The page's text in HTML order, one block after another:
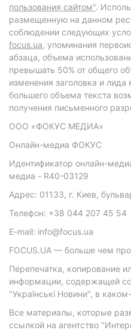
пользования сайтом".
размещенную на данном
соблюдении следующих
focus.ua, упоминания
абзаца, объема
превышать 50% от общего
изменения заголовка и
большего объема текста
получения письменного
ООО «ФОКУС МЕДИА»
Онлайн-медиа ФОКУС
Идентификатор онлайн-
медиа - R40-03129
Адрес: 01133, г. Киев,
Телефон: +38 044 207 45 54
E-mail: info@focus.ua
FOCUS.UA — больше чем
Перепечатка, копирование
информации, содержащей
"Українські Новини", в
Все материалы, которые
ссылкой на агентство